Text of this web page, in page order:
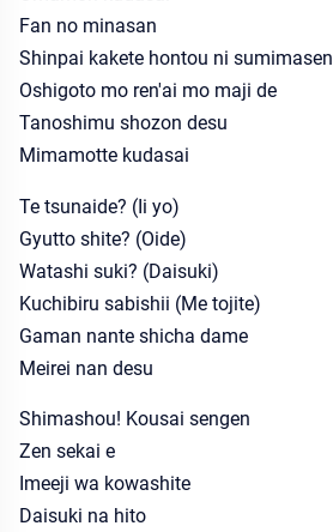
Fan no minasan
Shinpai kakete hontou ni sumimasen
Oshigoto mo ren'ai mo maji de
Tanoshimu shozon desu
Mimamotte kudasai
Te tsunaide? (Ii yo)
Gyutto shite? (Oide)
Watashi suki? (Daisuki)
Kuchibiru sabishii (Me tojite)
Gaman nante shicha dame
Meirei nan desu
Shimashou! Kousai sengen
Zen sekai e
Imeeji wa kowashite
Daisuki na hito